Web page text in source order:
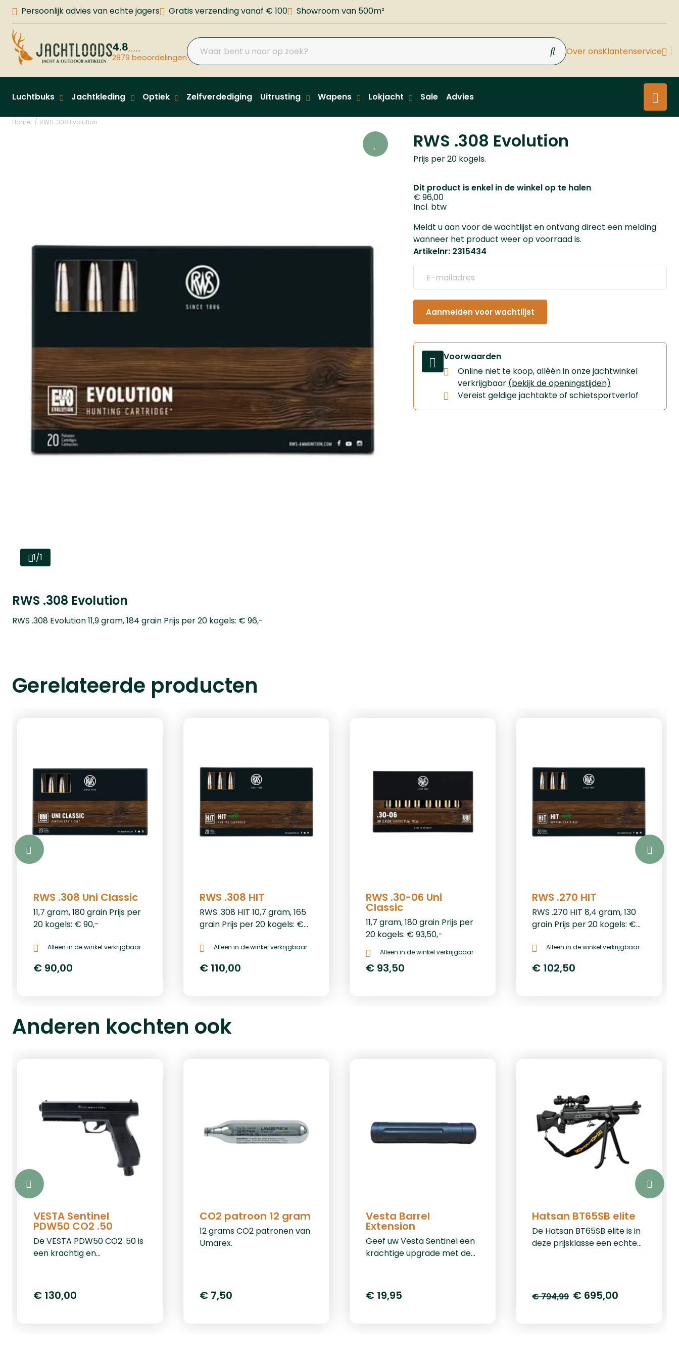
Persoonlijk advies van echte jagers Gratis verzending vanaf € 100 Showroom van 500m²
4.8
2879 beoordelingen Over onsKlantenservice
Luchtbuks Jachtkleding Optiek Zelfverdediging Uitrusting Wapens Lokjacht Sale Advies
Home RWS .308 Evolution
1/1
RWS .308 Evolution
RWS .308 Evolution 11,9 gram, 184 grain Prijs per 20 kogels: € 96,-
RWS .308 Evolution
Prijs per 20 kogels.
Dit product is enkel in de winkel op te halen
€ 96,00
Incl. btw
Meldt u aan voor de wachtlijst en ontvang direct een melding
wanneer het product weer op voorraad is.
Artikelnr: 2315434
Aanmelden voor wachtlijst
Voorwaarden
Online niet te koop, alléén in onze jachtwinkel
verkrijgbaar (bekijk de openingstijden)
Vereist geldige jachtakte of schietsportverlof
Gerelateerde producten
RWS .308 Uni Classic
11,7 gram, 180 grain Prijs per
20 kogels: € 90,-
Alleen in de winkel verkrijgbaar
€ 90,00
RWS .308 HIT
RWS .308 HIT 10,7 gram, 165
grain Prijs per 20 kogels: €
Alleen in de winkel verkrijgbaar
€ 110,00
RWS .30-06 Uni
Classic
11,7 gram, 180 grain Prijs per
20 kogels: € 93,50,-
Alleen in de winkel verkrijgbaar
€ 93,50
RWS .270 HIT
RWS .270 HIT 8,4 gram, 130
grain Prijs per 20 kogels: €
Alleen in de winkel verkrijgbaar
€ 102,50
Anderen kochten ook
VESTA Sentinel
PDW50 CO2 .50
De VESTA PDW50 CO2 .50 is
een krachtig en
home defense. Met een
indrukwekkende kracht van
€ 130,00
CO2 patroon 12 gram
12 grams CO2 patronen van
Umarex.
€ 7,50
Vesta Barrel
Extension
Geef uw Vesta Sentinel een
krachtige upgrade met de
wordt eenvoudig bevestigd
aan de loop van de Vesta
€ 19,95
Hatsan BT65SB elite
De Hatsan BT65SB elite is in
deze prijsklasse een echte
5,5mm en 6,35mm. In
5,5mm levert de buks 61
€ 794,99 € 695,00